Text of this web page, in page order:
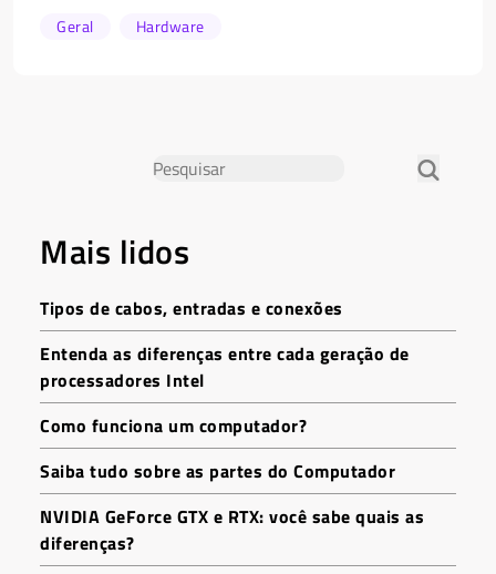
Geral Hardware
Mais lidos
Tipos de cabos, entradas e conexões
Entenda as diferenças entre cada geração de
processadores Intel
Como funciona um computador?
Saiba tudo sobre as partes do Computador
NVIDIA GeForce GTX e RTX: você sabe quais as
diferenças?